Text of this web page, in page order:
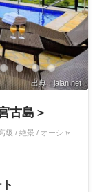
出典：jalan.net
古島＞
級 / 絶景 / オーシャ